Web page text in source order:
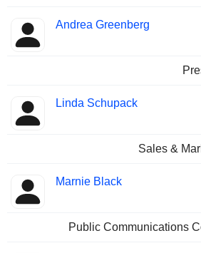
Andrea Greenberg
Linda Schupack
Sales &
Marnie Black
Public Communications